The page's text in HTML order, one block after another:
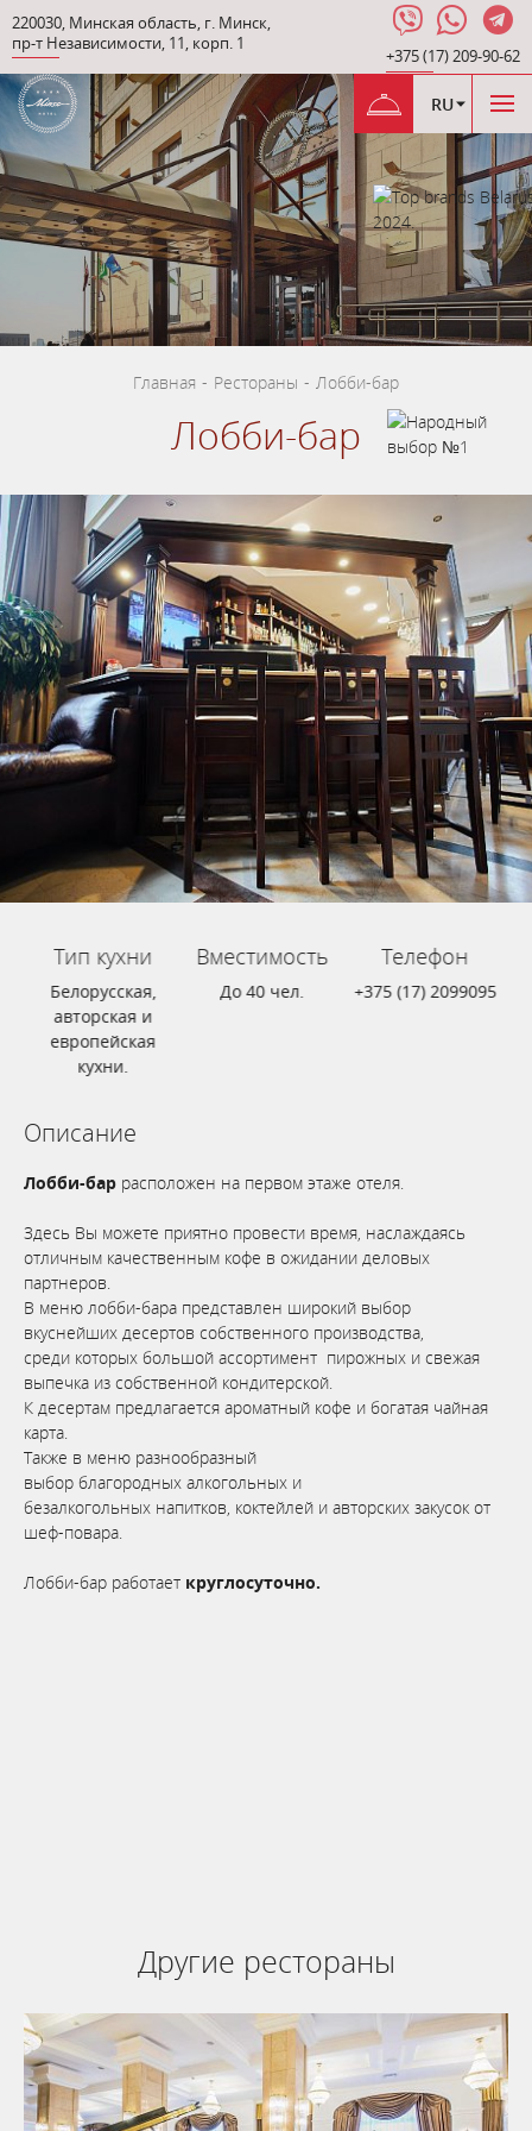
+375 (17) 209-90-62
220030, Минская область, г. Минск,
пр-т Независимости, 11, корп. 1
RU
Главная - Рестораны - Лобби-бар
Лобби-бар
Тип кухни
Белорусская,
авторская и
европейская
кухни.
Вместимость
До 40 чел.
Телефон
+375 (17) 2099095
Описание
Лобби-бар расположен на первом этаже отеля.
Здесь Вы можете приятно провести время, наслаждаясь
отличным качественным кофе в ожидании деловых
партнеров.
В меню лобби-бара представлен широкий выбор
вкуснейших десертов собственного производства,
среди которых большой ассортимент пирожных и свежая
выпечка из собственной кондитерской.
К десертам предлагается ароматный кофе и богатая чайная
карта.
Также в меню разнообразный
выбор благородных алкогольных и
безалкогольных напитков, коктейлей и авторских закусок от
шеф-повара.
Лобби-бар работает круглосуточно.
Другие рестораны